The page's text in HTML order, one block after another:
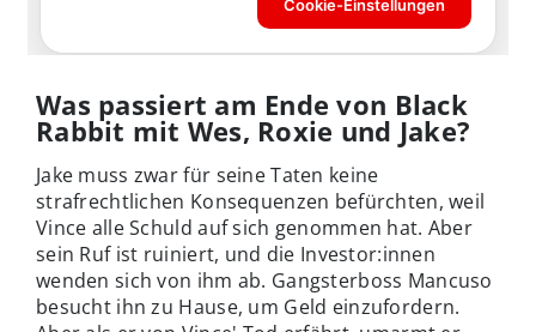
Was passiert am Ende von Black
Rabbit mit Wes, Roxie und Jake?
Jake muss zwar für seine Taten keine
strafrechtlichen Konsequenzen befürchten, weil
Vince alle Schuld auf sich genommen hat. Aber
sein Ruf ist ruiniert, und die Investor:innen
wenden sich von ihm ab. Gangsterboss Mancuso
besucht ihn zu Hause, um Geld einzufordern.